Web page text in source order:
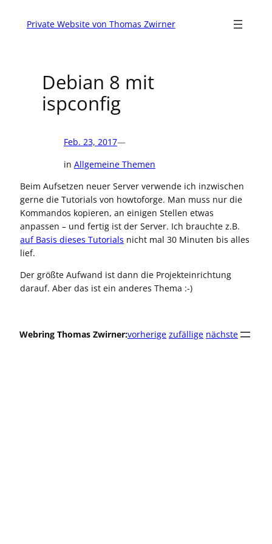
InhaltPrivate Website von Thomas Zwirner
Debian 8 mit
ispconfig
Feb. 23, 2017—
in Allgemeine Themen
Beim Aufsetzen neuer Server verwende ich inzwischen
gerne die Tutorials von howtoforge. Man muss nur die
Kommandos kopieren, an einigen Stellen etwas
anpassen – und fertig ist der Server. Ich brauchte z.B.
auf Basis dieses Tutorials nicht mal 30 Minuten bis alles
lief.
Der größte Aufwand ist dann die Projekteinrichtung
darauf. Aber das ist ein anderes Thema :-)
Webring Thomas Zwirner:vorherige zufällige nächste